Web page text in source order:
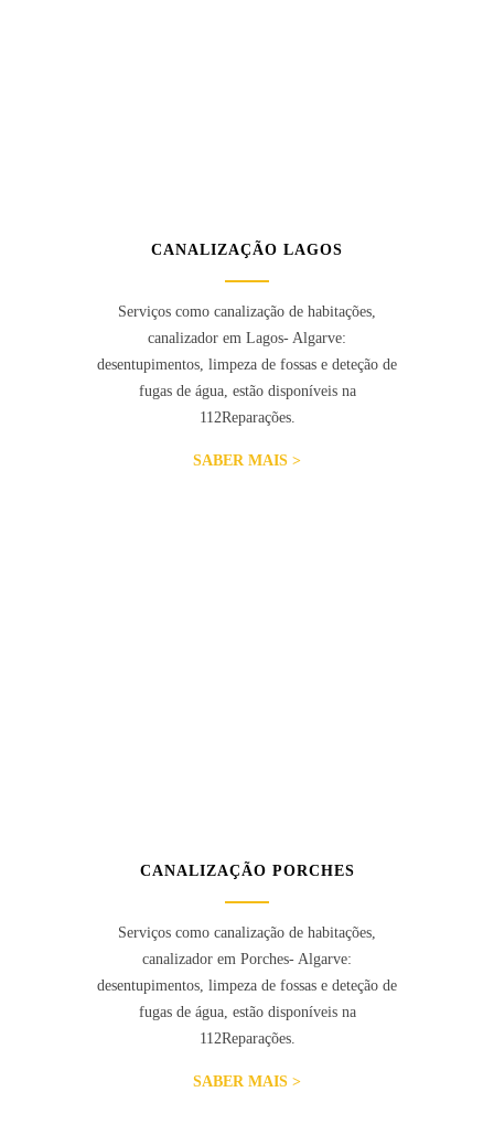
CANALIZAÇÃO LAGOS
Serviços como canalização de habitações,
canalizador em Lagos- Algarve:
desentupimentos, limpeza de fossas e deteção de
fugas de água, estão disponíveis na
112Reparações.
SABER MAIS >
CANALIZAÇÃO PORCHES
Serviços como canalização de habitações,
canalizador em Porches- Algarve:
desentupimentos, limpeza de fossas e deteção de
fugas de água, estão disponíveis na
112Reparações.
SABER MAIS >